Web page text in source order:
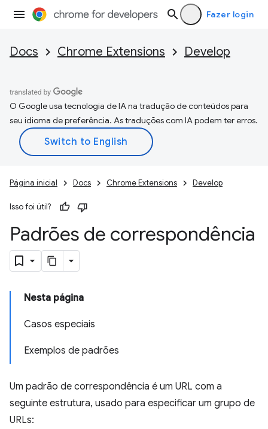
Fazer login
Docs Chrome Extensions Develop
O Google usa tecnologia de IA na tradução de conteúdos para
seu idioma de preferência. As traduções com IA podem ter erros.
Página inicial Docs Chrome Extensions Develop
Isso foi útil?
Padrões de correspondência
Nesta página
Casos especiais
Exemplos de padrões
Um padrão de correspondência é um URL com a
seguinte estrutura, usado para especificar um grupo de
URLs: